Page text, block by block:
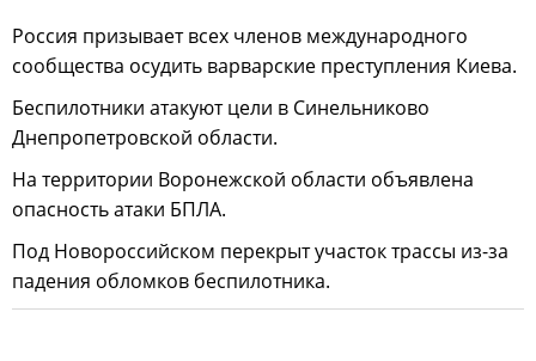
Россия призывает всех членов международного
сообщества осудить варварские преступления Киева.
Беспилотники атакуют цели в Синельниково
Днепропетровской области.
На территории Воронежской области объявлена
опасность атаки БПЛА.
Под Новороссийском перекрыт участок трассы из-за
падения обломков беспилотника.